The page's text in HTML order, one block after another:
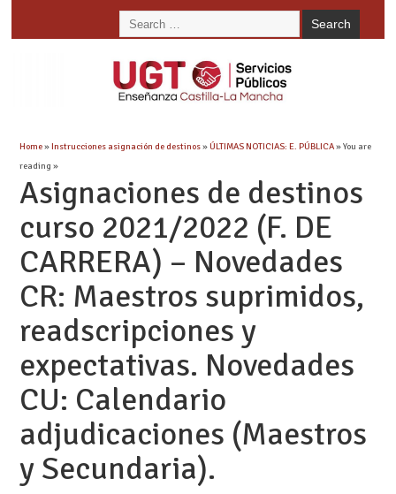
Home»Instrucciones asignación de destinos»ÚLTIMAS NOTICIAS: E. PÚBLICA» You are
reading »
Asignaciones de destinos
curso 2021/2022 (F. DE
CARRERA) – Novedades
CR: Maestros suprimidos,
readscripciones y
expectativas. Novedades
CU: Calendario
adjudicaciones (Maestros
y Secundaria).